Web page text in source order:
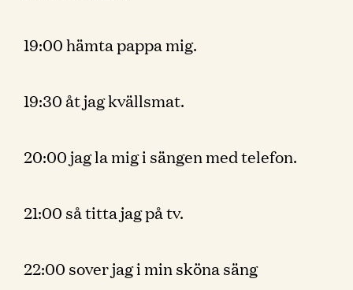
19:00 hämta pappa mig.
19:30 åt jag kvällsmat.
20:00 jag la mig i sängen med telefon.
21:00 så titta jag på tv.
22:00 sover jag i min sköna säng